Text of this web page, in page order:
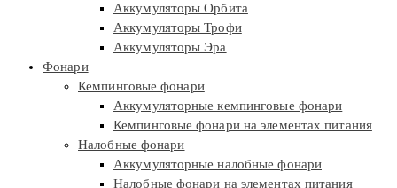
Аккумуляторы Орбита
Аккумуляторы Трофи
Аккумуляторы Эра
Фонари
Кемпинговые фонари
Аккумуляторные кемпинговые фонари
Кемпинговые фонари на элементах питания
Налобные фонари
Аккумуляторные налобные фонари
Налобные фонари на элементах питания